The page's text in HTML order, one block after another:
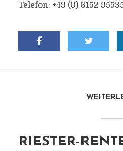
Telefon: +49 (0) 6152
RIESTER-